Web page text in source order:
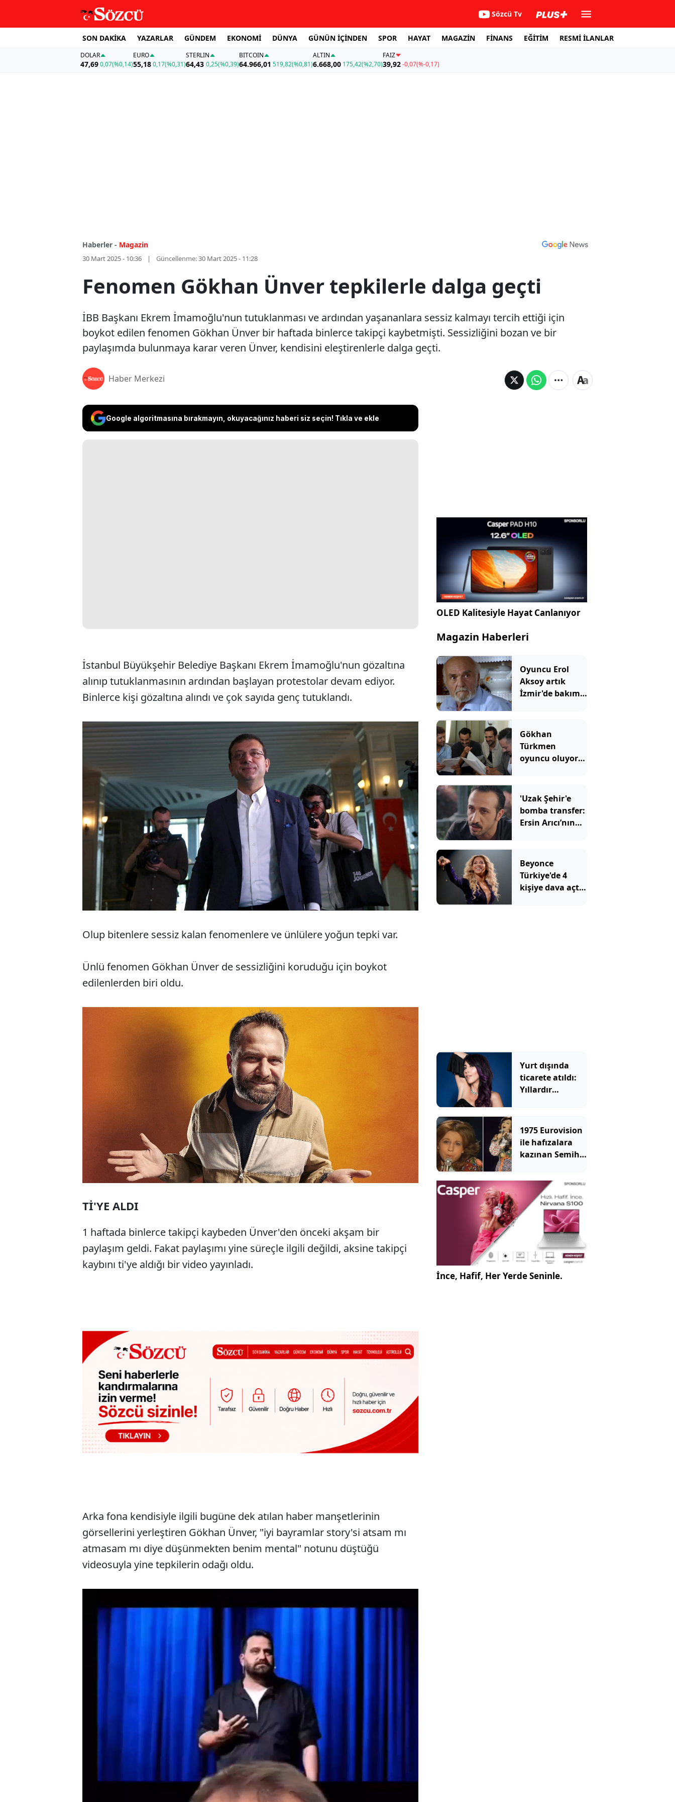
Sözcü Tv
SON DAKİKA YAZARLAR GÜNDEM EKONOMİ DÜNYA GÜNÜN İÇİNDEN SPOR HAYAT MAGAZİN FİNANS EĞİTİM RESMİ İLANLAR
DOLAR
47,690,07(%0,14)
EURO
55,18 0,17(%0,31)
STERLIN
64,43 0,25(%0,39)
BITCOIN
64.966,01 519,82(%0,81)
ALTIN
6.668,00 175,42(%2,70)
FAİZ
39,92-0,07(%-0,17)
Haberler - Magazin
30 Mart 2025 - 10:36 Güncellenme:30 Mart 2025 - 11:28
Fenomen Gökhan Ünver tepkilerle dalga geçti
İBB Başkanı Ekrem İmamoğlu'nun tutuklanması ve ardından yaşananlara sessiz kalmayı tercih ettiği için
boykot edilen fenomen Gökhan Ünver bir haftada binlerce takipçi kaybetmişti. Sessizliğini bozan ve bir
paylaşımda bulunmaya karar veren Ünver, kendisini eleştirenlerle dalga geçti.
Haber Merkezi
Google algoritmasına bırakmayın, okuyacağınız haberi siz seçin! Tıkla ve ekle
İstanbul Büyükşehir Belediye Başkanı Ekrem İmamoğlu'nun gözaltına
alınıp tutuklanmasının ardından başlayan protestolar devam ediyor.
Binlerce kişi gözaltına alındı ve çok sayıda genç tutuklandı.
Olup bitenlere sessiz kalan fenomenlere ve ünlülere yoğun tepki var.
Ünlü fenomen Gökhan Ünver de sessizliğini koruduğu için boykot
edilenlerden biri oldu.
Tİ'YE ALDI
1 haftada binlerce takipçi kaybeden Ünver'den önceki akşam bir
paylaşım geldi. Fakat paylaşımı yine süreçle ilgili değildi, aksine takipçi
kaybını ti'ye aldığı bir video yayınladı.
Arka fona kendisiyle ilgili bugüne dek atılan haber manşetlerinin
görsellerini yerleştiren Gökhan Ünver, "iyi bayramlar story'si atsam mı
atmasam mı diye düşünmekten benim mental" notunu düştüğü
videosuyla yine tepkilerin odağı oldu.
OLED Kalitesiyle Hayat Canlanıyor
Magazin Haberleri
Oyuncu Erol
Aksoy artık
İzmir'de bakım
Osman
amcasının son
hali ortaya çıktı
Gökhan
Türkmen
oyuncu oluyor:
katıldı
'Uzak Şehir'e
bomba transfer:
Ersin Arıcı’nın
Beyonce
Türkiye'de 4
kişiye dava açtı:
Yurt dışında
ticarete atıldı:
Yıllardır
kazanıyor
1975 Eurovision
ile hafızalara
kazınan Semiha
ortaya çıktı
İnce, Hafif, Her Yerde Seninle.